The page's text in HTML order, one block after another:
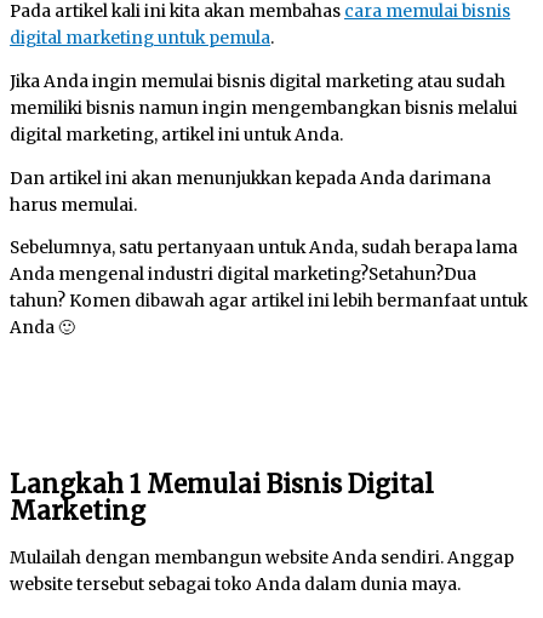
Pada artikel kali ini kita akan membahas cara memulai bisnis
digital marketing untuk pemula.
Jika Anda ingin memulai bisnis digital marketing atau sudah
memiliki bisnis namun ingin mengembangkan bisnis melalui
digital marketing, artikel ini untuk Anda.
Dan artikel ini akan menunjukkan kepada Anda darimana
harus memulai.
Sebelumnya, satu pertanyaan untuk Anda, sudah berapa lama
Anda mengenal industri digital marketing?Setahun?Dua
tahun? Komen dibawah agar artikel ini lebih bermanfaat untuk
Anda 🙂
Langkah 1 Memulai Bisnis Digital
Marketing
Mulailah dengan membangun website Anda sendiri. Anggap
website tersebut sebagai toko Anda dalam dunia maya.